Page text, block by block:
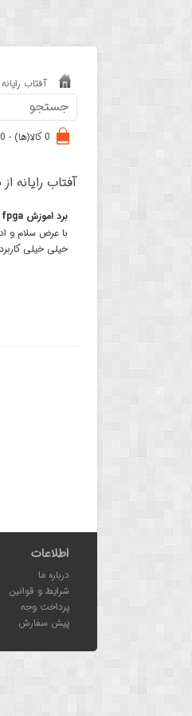
آفتاب رایانه
0 کالا(ها) - 0 تومان
آفتاب رایانه
برد اموزش fpga
خیلی خیلی
اطلاعات
درباره ما
شرایط و قوانین
پرداخت وجه
پیش سفارش